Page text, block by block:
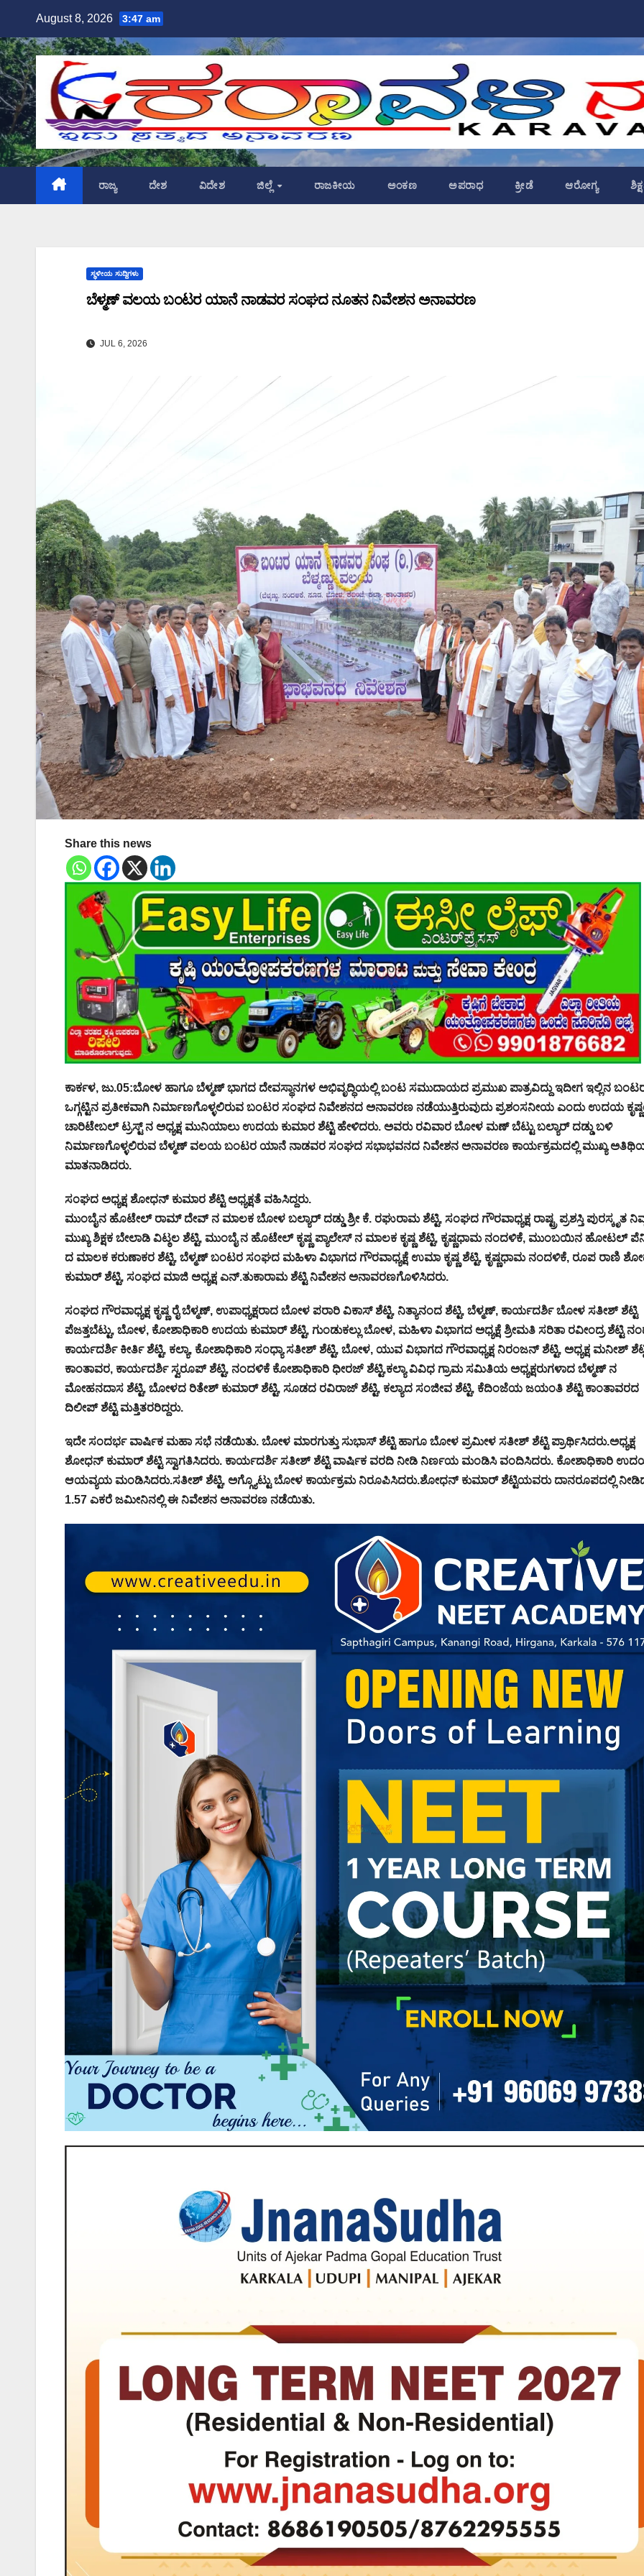
content
August 8, 2026 3:47 am
ರಾಜ್ಯ ದೇಶ ವಿದೇಶ ಜಿಲ್ಲೆ ರಾಜಕೀಯ ಅಂಕಣ ಅಪರಾಧ ಕ್ರೀಡೆ ಆರೋಗ್ಯ
ಸ್ಥಳೀಯ ಸುದ್ದಿಗಳು
ಬೆಳ್ಮಣ್ ವಲಯ ಬಂಟರ ಯಾನೆ ನಾಡವರ ಸಂಘದ ನೂತನ ನಿವೇಶನ ಅನಾವರಣ
JUL 6, 2026
Share this news
ಕಾರ್ಕಳ, ಜು.05:ಬೋಳ ಹಾಗೂ ಬೆಳ್ಮಣ್ ಭಾಗದ ದೇವಸ್ಥಾನಗಳ ಅಭಿವೃದ್ಧಿಯಲ್ಲಿ ಬಂಟ ಸಮುದಾಯದ ಪ್ರಮುಖ ಪಾತ್ರವಿದ್ದು ಇದೀಗ ಇಲ್ಲಿನ
ಒಗ್ಗಟ್ಟಿನ ಪ್ರತೀಕವಾಗಿ ನಿರ್ಮಾಣಗೊಳ್ಳಲಿರುವ ಬಂಟರ ಸಂಘದ ನಿವೇಶನದ ಅನಾವರಣ ನಡೆಯುತ್ತಿರುವುದು ಪ್ರಶಂಸನೀಯ ಎಂದು ಉದಯ
ಚಾರಿಟೇಬಲ್ ಟ್ರಸ್ಟ್ ನ ಅಧ್ಯಕ್ಷ ಮುನಿಯಾಲು ಉದಯ ಕುಮಾರ ಶೆಟ್ಟಿ ಹೇಳಿದರು. ಅವರು ರವಿವಾರ ಬೋಳ ಮಣ್ ಬೆಟ್ಟು ಬಲ್ಯಾರ್ ದಡ್ಡು ಬಳಿ
ನಿರ್ಮಾಣಗೊಳ್ಳಲಿರುವ ಬೆಳ್ಮಣ್ ವಲಯ ಬಂಟರ ಯಾನೆ ನಾಡವರ ಸಂಘದ ಸಭಾಭವನದ ನಿವೇಶನ ಅನಾವರಣ ಕಾರ್ಯಕ್ರಮದಲ್ಲಿ ಮುಖ್ಯ
ಮಾತನಾಡಿದರು.
ಸಂಘದ ಅಧ್ಯಕ್ಷ ಶೋಧನ್ ಕುಮಾರ ಶೆಟ್ಟಿ ಅಧ್ಯಕ್ಷತೆ ವಹಿಸಿದ್ದರು.
ಮುಂಬೈನ ಹೊಟೇಲ್ ರಾಮ್ ದೇವ್ ನ ಮಾಲಕ ಬೋಳ ಬಲ್ಯಾರ್ ದಡ್ಡು ಶ್ರೀ ಕೆ. ರಘುರಾಮ ಶೆಟ್ಟಿ, ಸಂಘದ ಗೌರವಾಧ್ಯಕ್ಷ ರಾಷ್ಟ್ರ ಪ್ರಶಸ್ತಿ ಪುರಸ್ಕೃತ
ಮುಖ್ಯ ಶಿಕ್ಷಕ ಬೇಲಾಡಿ ವಿಟ್ಠಲ ಶೆಟ್ಟಿ, ಮುಂಬೈ ನ ಹೊಟೇಲ್ ಕೃಷ್ಣ ಪ್ಯಾಲೇಸ್ ನ ಮಾಲಕ ಕೃಷ್ಣ ಶೆಟ್ಟಿ, ಕೃಷ್ಣಧಾಮ ನಂದಳಿಕೆ, ಮುಂಬಯಿನ ಹೋಟಲ್
ದ ಮಾಲಕ ಕರುಣಾಕರ ಶೆಟ್ಟಿ, ಬೆಳ್ಮಣ್ ಬಂಟರ ಸಂಘದ ಮಹಿಳಾ ವಿಭಾಗದ ಗೌರವಾಧ್ಯಕ್ಷೆ ಉಮಾ ಕೃಷ್ಣ ಶೆಟ್ಟಿ, ಕೃಷ್ಣಧಾಮ ನಂದಳಿಕೆ, ರೂಪ ರಾಣಿ
ಕುಮಾರ್ ಶೆಟ್ಟಿ, ಸಂಘದ ಮಾಜಿ ಅಧ್ಯಕ್ಷ ಎನ್.ತುಕಾರಾಮ ಶೆಟ್ಟಿ ನಿವೇಶನ‍ ಅನಾವರಣಗೊಳಿಸಿದರು.
ಸಂಘದ ಗೌರವಾಧ್ಯಕ್ಷ ಕೃಷ್ಣ ರೈ ಬೆಳ್ಮಣ್, ಉಪಾಧ್ಯಕ್ಷರಾದ ಬೋಳ ಪರಾರಿ ವಿಕಾಸ್ ಶೆಟ್ಟಿ, ನಿತ್ಯಾನಂದ ಶೆಟ್ಟಿ, ಬೆಳ್ಮಣ್, ಕಾರ್ಯದರ್ಶಿ ಬೋಳ ಸತೀಶ್ ಶೆಟ್ಟಿ
ಪೆಜತ್ತಬೆಟ್ಟು, ಬೋಳ, ಕೋಶಾಧಿಕಾರಿ ಉದಯ ಕುಮಾರ್ ಶೆಟ್ಟಿ, ಗುಂಡುಕಲ್ಲು ಬೋಳ, ಮಹಿಳಾ ವಿಭಾಗದ ಅಧ್ಯಕ್ಷೆ ಶ್ರೀಮತಿ ಸರಿತಾ ರವೀಂದ್ರ ಶೆಟ್ಟಿ
ಕಾರ್ಯದರ್ಶಿ ಕೀರ್ತಿ ಶೆಟ್ಟಿ, ಕಲ್ಯಾ, ಕೋಶಾಧಿಕಾರಿ ಸಂಧ್ಯಾ ಸತೀಶ್ ಶೆಟ್ಟಿ, ಬೋಳ, ಯುವ ವಿಭಾಗದ ಗೌರವಾಧ್ಯಕ್ಷ ನಿರಂಜನ್ ಶೆಟ್ಟಿ, ಅಧ್ಯಕ್ಷ ಮನೀಶ್
ಕಾಂತಾವರ, ಕಾರ್ಯದರ್ಶಿ ಸ್ವರೂಪ್ ಶೆಟ್ಟಿ, ನಂದಳಿಕೆ ಕೋಶಾಧಿಕಾರಿ ಧೀರಜ್ ಶೆಟ್ಟಿ,ಕಲ್ಯಾ ವಿವಿಧ ಗ್ರಾಮ ಸಮಿತಿಯ ಅಧ್ಯಕ್ಷರುಗಳಾದ ಬೆಳ್ಮಣ್ ನ
ಮೋಹನದಾಸ ಶೆಟ್ಟಿ, ಬೋಳದ ರಿತೇಶ್ ಕುಮಾರ್ ಶೆಟ್ಟಿ, ಸೂಡದ ರವಿರಾಜ್ ಶೆಟ್ಟಿ, ಕಲ್ಯಾದ ಸಂಜೀವ ಶೆಟ್ಟಿ, ಕೆದಿಂಜೆಯ ಜಯಂತಿ ಶೆಟ್ಟಿ ಕಾಂತಾವರದ
ದಿಲೀಪ್ ಶೆಟ್ಟಿ ಮತ್ತಿತರರಿದ್ದರು.
ಇದೇ ಸಂದರ್ಭ ವಾರ್ಷಿಕ ಮಹಾ ಸಭೆ ನಡೆಯಿತು. ಬೋಳ ಮಾರಗುತ್ತು ಸುಭಾಸ್ ಶೆಟ್ಟಿ ಹಾಗೂ ಬೋಳ ಪ್ರಮೀಳ ಸತೀಶ್ ಶೆಟ್ಟಿ ಪ್ರಾರ್ಥಿಸಿದರು.ಅಧ್ಯಕ್ಷ
ಶೋಧನ್ ಕುಮಾರ್ ಶೆಟ್ಟಿ ಸ್ವಾಗತಿಸಿದರು. ಕಾರ್ಯದರ್ಶಿ ಸತೀಶ್ ಶೆಟ್ಟಿ ವಾರ್ಷಿಕ ವರದಿ ನೀಡಿ ನಿರ್ಣಯ ಮಂಡಿಸಿ ವಂದಿಸಿದರು. ಕೋಶಾಧಿಕಾರಿ
ಆಯವ್ಯಯ ಮಂಡಿಸಿದರು.ಸತೀಶ್ ಶೆಟ್ಟಿ, ಅಗ್ಗ್ಯೊಟ್ಟು ಬೋಳ ಕಾರ್ಯಕ್ರಮ ನಿರೂಪಿಸಿದರು.ಶೋಧನ್ ಕುಮಾರ್ ಶೆಟ್ಟಿಯವರು ದಾನರೂಪದಲ್ಲಿ‌
1.57 ಎಕರೆ ಜಮೀನಿನಲ್ಲಿ ಈ ನಿವೇಶನ ಅನಾವರಣ ನಡೆಯಿತು.